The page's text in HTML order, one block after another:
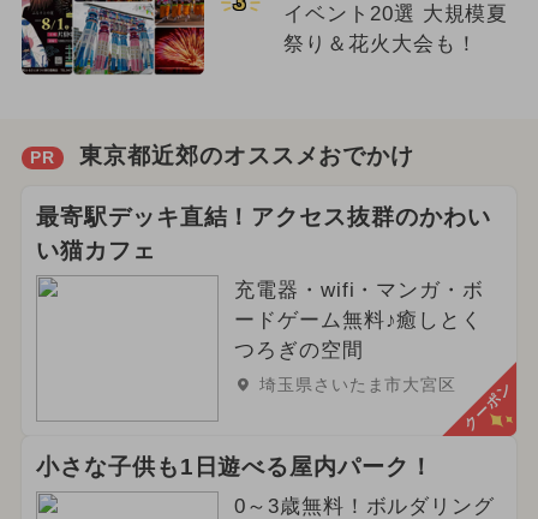
イベント20選 大規模夏
祭り＆花火大会も！
PR 東京都近郊のオススメおでかけ
最寄駅デッキ直結！アクセス抜群のかわい
い猫カフェ
充電器・wifi・マンガ・ボ
ードゲーム無料♪癒しとく
つろぎの空間
埼玉県さいたま市大宮区 クーポン
小さな子供も1日遊べる屋内パーク！
0～3歳無料！ボルダリング